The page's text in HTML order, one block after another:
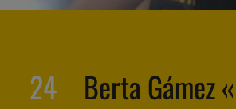
24 Berta Gámez